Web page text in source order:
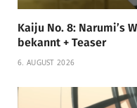
Kaiju No. 8: Narumi’s
bekannt + Teaser
6. AUGUST 2026